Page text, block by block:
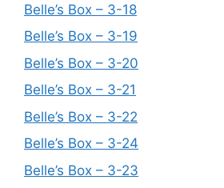
Belle’s Box – 3-18
Belle’s Box – 3-19
Belle’s Box – 3-20
Belle’s Box – 3-21
Belle’s Box – 3-22
Belle’s Box – 3-24
Belle’s Box – 3-23